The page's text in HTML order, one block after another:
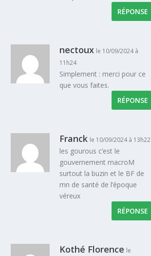
RÉPONSE
nectoux le 10/09/2024 à
11h24
Simplement : merci pour ce
que vous faites.
RÉPONSE
Franck le 10/09/2024 à 13h22
les gourous c’est le
gouvernement macroM
surtout la buzin et le BF de
mn de santé de l’époque
véreux
RÉPONSE
Kothé Florence le